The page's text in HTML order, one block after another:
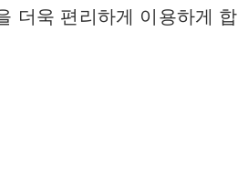
더욱 편리하게 이용하게 합